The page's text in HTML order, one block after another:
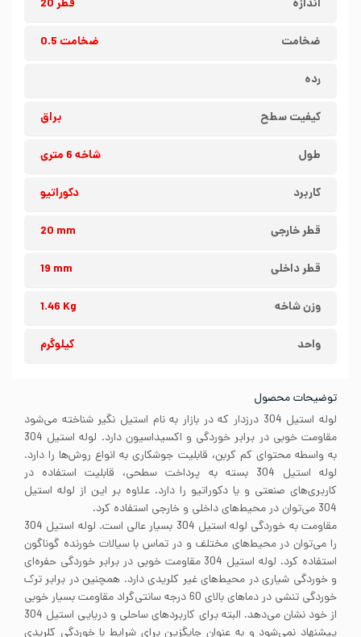
اندازه قطر 20
ضخامت ضخامت 0.5
رده
کیفیت سطح براق
طول شاخه 6 متری
کاربرد دکوراتیو
قطر خارجی 20 mm
قطر داخلی 19 mm
وزن شاخه 1.46 Kg
واحد کیلوگرم
توضیحات محصول
لوله استیل 304 درزدار که در بازار به نام استیل نگیر شناخته می‌شود
مقاومت خوبی در برابر خوردگی و اکسیداسیون دارد. لوله استیل 304
به واسطه محتوای کم کربن، قابلیت جوشکاری به انواع روش‌ها را دارد.
لوله استیل 304 بسته به پرداخت سطحی، قابلیت استفاده در
کاربری‌های صنعتی و یا دکوراتیو را دارد. علاوه بر این از لوله استیل
304 می‌توان در محیط‌های داخلی و خارجی استفاده کرد.
مقاومت به خوردگی لوله استیل 304 بسیار عالی است. لوله استیل 304
را می‌توان در محیط‌های مختلف و در تماس با سیالات خورنده گوناگون
استفاده کرد. لوله استیل 304 مقاومت خوبی در برابر خوردگی حفره‌ای
و خوردگی شیاری در محیط‌های غیر کلریدی دارد. همچنین در برابر ترک
خوردگی تنشی در دماهای بالای 60 درجه سانتی‌گراد مقاومت بسیار خوبی
از خود نشان می‌دهد. البته برای کاربردهای ساحلی و دریایی استیل 304
پیشنهاد نمی‌شود و به عنوان جایگزین برای شرایط با خوردگی کلریدی